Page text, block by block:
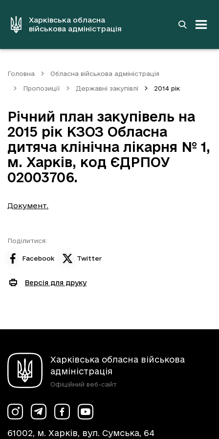
вмістуХарківська обласна
військова адміністрація
Головна Обласна військова адміністрація
Пропозиції Державні закупівлі 2014 рік
Річний план закупівель на
2015 рік КЗОЗ Обласна
дитяча клінічна лікарня № 1,
м. Харків, код ЄДРПОУ
02003706.
Документ.
Поділитися:
Facebook Twitter
Версія для друку
Харківська обласна військова
адміністрація
Офіційний веб-сайт
61002, м. Харків, вул. Сумська, 64